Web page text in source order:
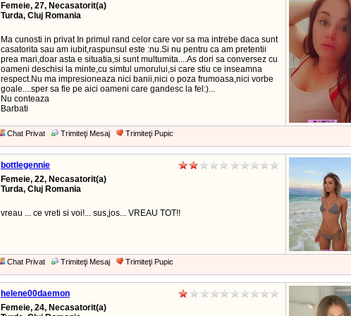
Femeie, 27, Necasatorit(a)
Turda, Cluj Romania
Ma cunosti in privat In primul rand celor care vor sa ma intrebe daca sunt
casatorita sau am iubit,raspunsul este :nu.Si nu pentru ca am pretentii
prea mari,doar asta e situatia,si sunt multumita....As dori sa conversez cu
oameni deschisi la minte,cu simtul umorului,si care stiu ce inseamna
respect.Nu ma impresioneaza nici banii,nici o poza frumoasa,nici vorbe
goale....sper sa fie pe aici oameni care gandesc la fel:)...
Nu conteaza
Barbati
Chat Privat Trimiteţi Mesaj Trimiteţi Pupic
bottlegennie
Femeie, 22, Necasatorit(a)
Turda, Cluj Romania
vreau ... ce vreti si voi!... sus,jos... VREAU TOT!!
Chat Privat Trimiteţi Mesaj Trimiteţi Pupic
helene00daemon
Femeie, 24, Necasatorit(a)